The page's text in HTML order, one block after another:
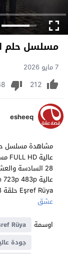
مسلسل حلم اشرف
7 مايو 2026
212
esheeq
28 السادسة
Eşref Rüya حلقة 28 مترجمة مسلسلات تركية 2025 على موقع
عشق
اوسمة
Rüya
جودة